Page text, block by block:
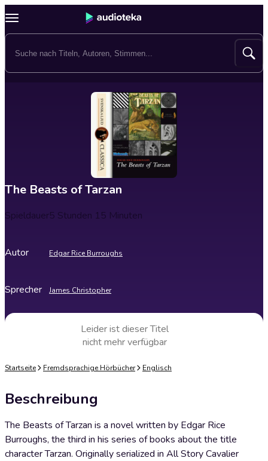
The Beasts of Tarzan
Spieldauer5 Stunden 15 Minuten
Autor Edgar Rice Burroughs
Sprecher James Christopher
Leider ist dieser Titel
nicht mehr verfügbar
Startseite Fremdsprachige Hörbücher Englisch
Beschreibung
The Beasts of Tarzan is a novel written by Edgar Rice
Burroughs, the third in his series of books about the title
character Tarzan. Originally serialized in All Story Cavalier